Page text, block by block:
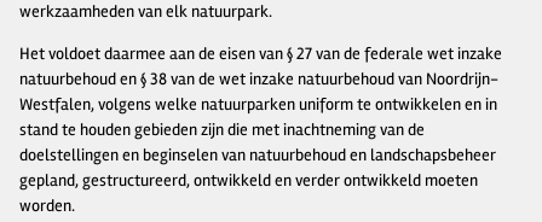
werkzaamheden van elk natuurpark.
Het voldoet daarmee aan de eisen van § 27 van de federale wet inzake
natuurbehoud en § 38 van de wet inzake natuurbehoud van Noordrijn-
Westfalen, volgens welke natuurparken uniform te ontwikkelen en in
stand te houden gebieden zijn die met inachtneming van de
doelstellingen en beginselen van natuurbehoud en landschapsbeheer
gepland, gestructureerd, ontwikkeld en verder ontwikkeld moeten
worden.